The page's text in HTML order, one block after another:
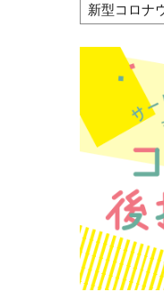
新型コロナ